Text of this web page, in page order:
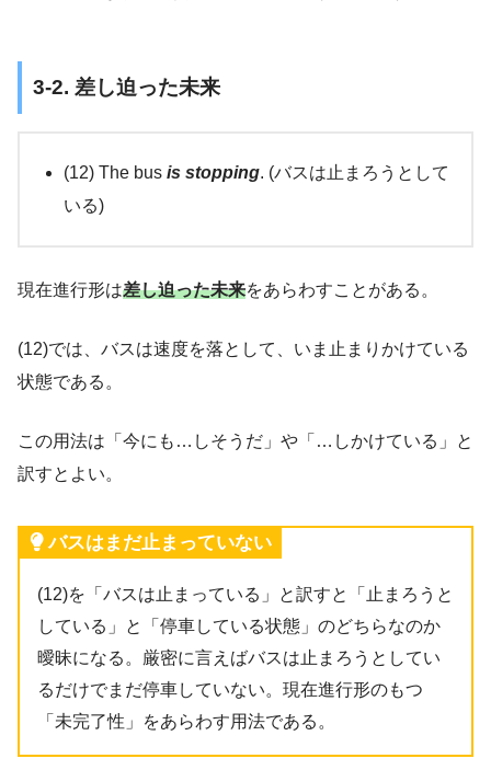
3-2. 差し迫った未来
(12) The bus is stopping. (バスは止まろうとして
いる)
現在進行形は差し迫った未来をあらわすことがある。
(12)では、バスは速度を落として、いま止まりかけている
状態である。
この用法は「今にも…しそうだ」や「…しかけている」と
訳すとよい。
バスはまだ止まっていない
(12)を「バスは止まっている」と訳すと「止まろうと
している」と「停車している状態」のどちらなのか
曖昧になる。厳密に言えばバスは止まろうとしてい
るだけでまだ停車していない。現在進行形のもつ
「未完了性」をあらわす用法である。